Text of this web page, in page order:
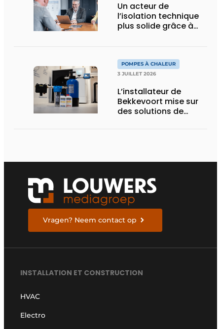
Un acteur de
l’isolation technique
plus solide grâce à
POMPES À CHALEUR
3 JUILLET 2026
L’installateur de
Bekkevoort mise sur
des solutions de
pompe à chaleur
Vragen? Neem contact op
INSTALLATION ET CONSTRUCTION
HVAC
Electro